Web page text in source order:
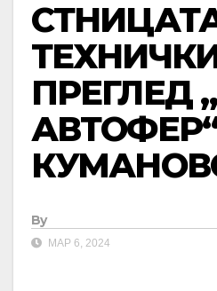
ПРЕГЛЕД
By
МАР 6, 2024